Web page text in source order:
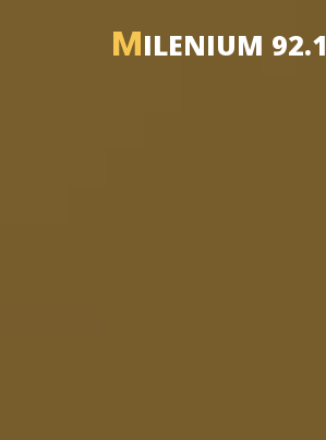
MILENIUM 92.1